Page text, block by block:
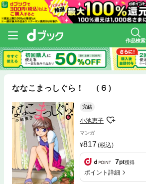
作品検索
ななこまっしぐら！ （６）
完結
小池恵子
マンガ
817 (税込)
7pt獲得
ポイント詳細